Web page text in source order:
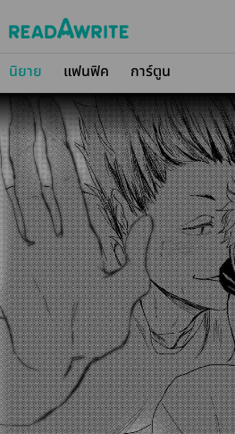
นิยาย แฟนฟิค การ์ตูน